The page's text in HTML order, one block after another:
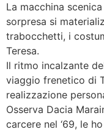
La macchina
sorpresa si
trabocchetti, i
Teresa.
Il ritmo incalzante
viaggio frenetico di
realizzazione
Osserva Dacia
carcere nel ‘69, le